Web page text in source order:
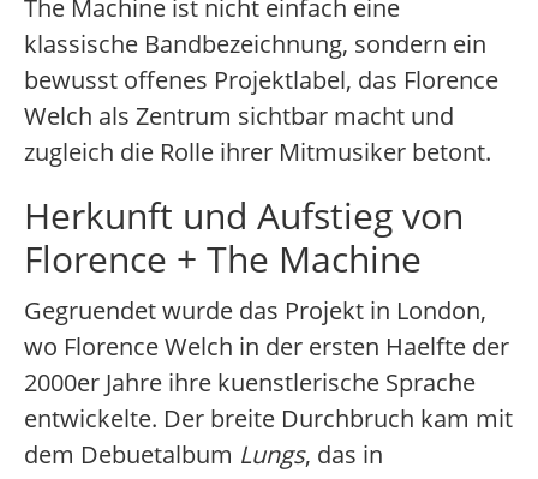
The Machine ist nicht einfach eine
klassische Bandbezeichnung, sondern ein
bewusst offenes Projektlabel, das Florence
Welch als Zentrum sichtbar macht und
zugleich die Rolle ihrer Mitmusiker betont.
Herkunft und Aufstieg von
Florence + The Machine
Gegruendet wurde das Projekt in London,
wo Florence Welch in der ersten Haelfte der
2000er Jahre ihre kuenstlerische Sprache
entwickelte. Der breite Durchbruch kam mit
dem Debuetalbum Lungs, das in